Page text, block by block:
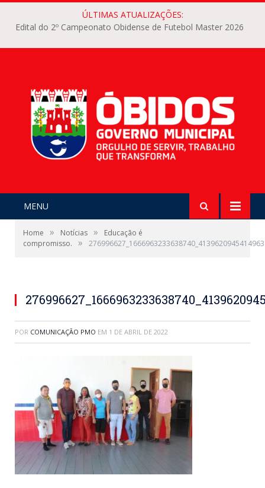
ÚLTIMAS ATUALIZAÇÕES:
Edital do 2º Campeonato Obidense de Futebol Master 2026
MENU
Home » Notícias »
Educação é
compromisso.
»
POR COMUNICAÇÃO PMO EM 1 DE ABRIL DE 2022